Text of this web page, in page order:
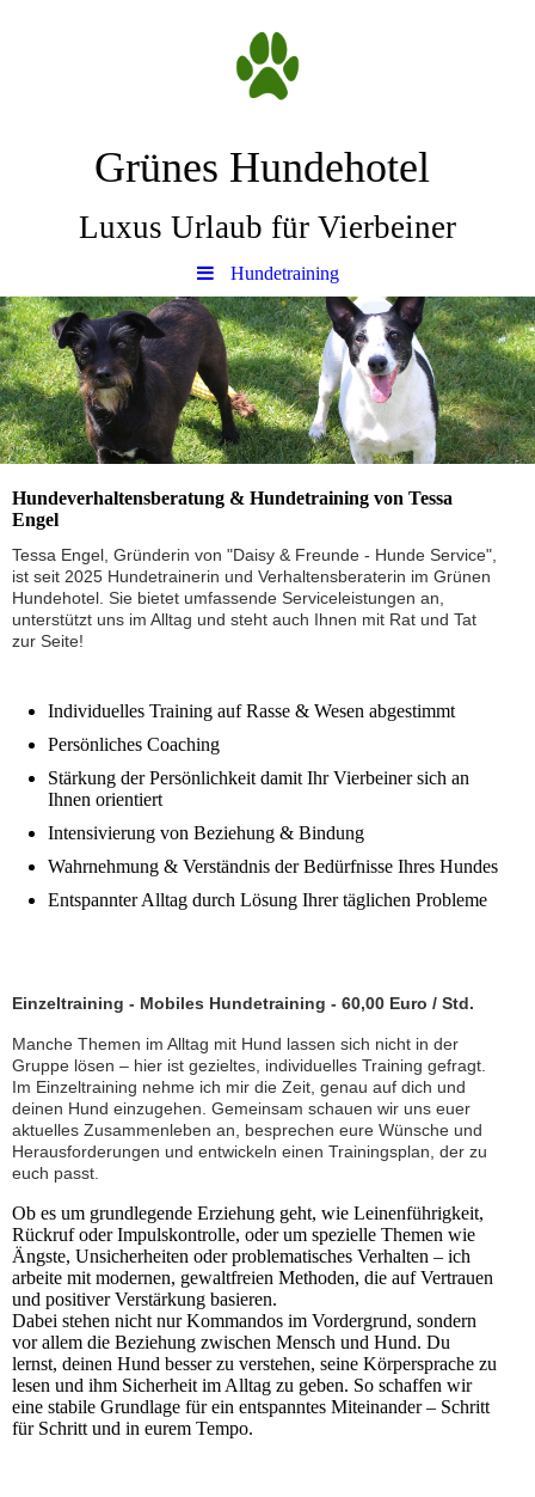
Grünes Hundehotel
Luxus Urlaub für Vierbeiner
Hundetraining
Hundeverhaltensberatung & Hundetraining von Tessa
Engel
Tessa Engel, Gründerin von "Daisy & Freunde - Hunde Service",
ist seit 2025 Hundetrainerin und Verhaltensberaterin im Grünen
Hundehotel. Sie bietet umfassende Serviceleistungen an,
unterstützt uns im Alltag und steht auch Ihnen mit Rat und Tat
zur Seite!
Individuelles Training auf Rasse & Wesen abgestimmt
Persönliches Coaching
Stärkung der Persönlichkeit damit Ihr Vierbeiner sich an
Ihnen orientiert
Intensivierung von Beziehung & Bindung
Wahrnehmung & Verständnis der Bedürfnisse Ihres Hundes
Entspannter Alltag durch Lösung Ihrer täglichen Probleme
Einzeltraining - Mobiles Hundetraining - 60,00 Euro / Std.
Manche Themen im Alltag mit Hund lassen sich nicht in der
Gruppe lösen – hier ist gezieltes, individuelles Training gefragt.
Im Einzeltraining nehme ich mir die Zeit, genau auf dich und
deinen Hund einzugehen. Gemeinsam schauen wir uns euer
aktuelles Zusammenleben an, besprechen eure Wünsche und
Herausforderungen und entwickeln einen Trainingsplan, der zu
euch passt.
Ob es um grundlegende Erziehung geht, wie Leinenführigkeit,
Rückruf oder Impulskontrolle, oder um spezielle Themen wie
Ängste, Unsicherheiten oder problematisches Verhalten – ich
arbeite mit modernen, gewaltfreien Methoden, die auf Vertrauen
und positiver Verstärkung basieren.
Dabei stehen nicht nur Kommandos im Vordergrund, sondern
vor allem die Beziehung zwischen Mensch und Hund. Du
lernst, deinen Hund besser zu verstehen, seine Körpersprache zu
lesen und ihm Sicherheit im Alltag zu geben. So schaffen wir
eine stabile Grundlage für ein entspanntes Miteinander – Schritt
für Schritt und in eurem Tempo.